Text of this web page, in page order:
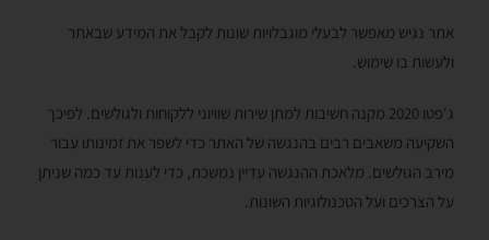
אתר נגיש מאפשר לבעלי מוגבלויות שונות לקבל את המידע שבאתר
ולעשות בו שימוש.
ג'פטו 2020 מקנה חשיבות למתן שירות שוויוני ללקוחות ולגולשים. לפיכך
השקיעה משאבים רבים בהנגשה של האתר כדי לשפר את זמינותו עבור
מירב הגולשים. מלאכת ההנגשה עדיין נמשכת, כדי לענות עד כמה שניתן
על הצרכים ועל הטכנולוגיות השונות.